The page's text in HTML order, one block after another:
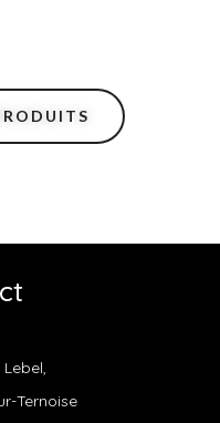
Ternoise